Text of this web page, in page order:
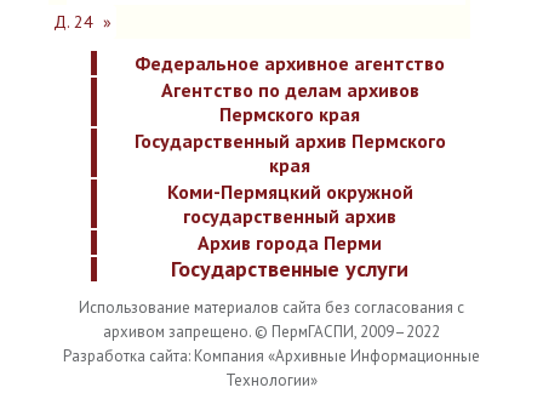
Д. 24 »
Федеральное архивное агентство
Агентство по делам архивов
Пермского края
Государственный архив Пермского
края
Коми-Пермяцкий окружной
государственный архив
Архив города Перми
Государственные услуги
Использование материалов сайта без согласования с
архивом запрещено. © ПермГАСПИ, 2009–2022
Разработка сайта: Компания «Архивные Информационные
Технологии»